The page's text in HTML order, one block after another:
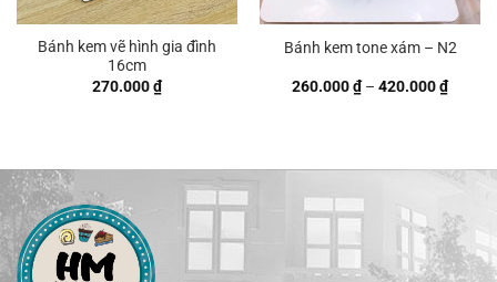
Bánh kem vẽ hình gia đình
16cm
270.000₫
Bánh kem tone xám – N2
260.000₫ – 420.000₫
giá: